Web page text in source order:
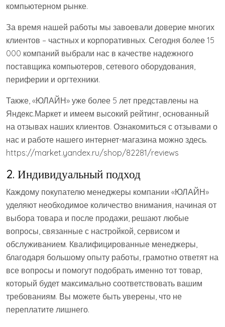
компьютерном рынке.
За время нашей работы мы завоевали доверие многих
клиентов – частных и корпоративных. Сегодня более 15
000 компаний выбрали нас в качестве надежного
поставщика компьютеров, сетевого оборудования,
периферии и оргтехники.
Также, «ЮЛАЙН» уже более 5 лет представлены на
Яндекс.Маркет и имеем высокий рейтинг, основанный
на отзывах наших клиентов. Ознакомиться с отзывами о
нас и работе нашего интернет-магазина можно здесь.
https://market.yandex.ru/shop/82281/reviews
2. Индивидуальный подход
Каждому покупателю менеджеры компании «ЮЛАЙН»
уделяют необходимое количество внимания, начиная от
выбора товара и после продажи, решают любые
вопросы, связанные с настройкой, сервисом и
обслуживанием. Квалифицированные менеджеры,
благодаря большому опыту работы, грамотно ответят на
все вопросы и помогут подобрать именно тот товар,
который будет максимально соответствовать вашим
требованиям. Вы можете быть уверены, что не
переплатите лишнего.